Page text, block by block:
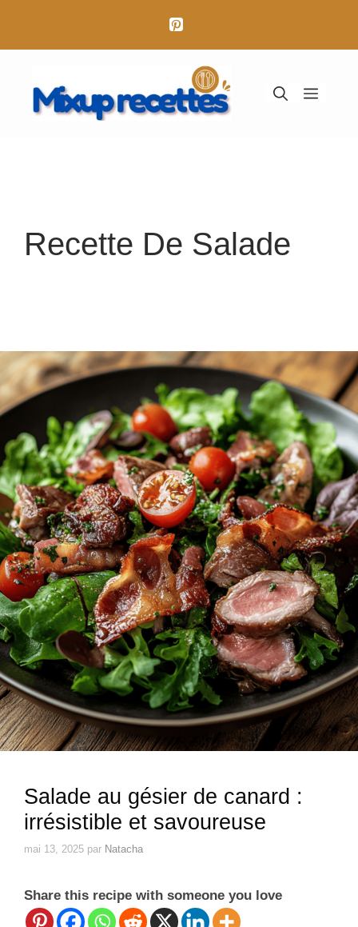
contenu
Menu
Recette De Salade
Salade au gésier de canard :
irrésistible et savoureuse
mai 13, 2025 par Natacha
Share this recipe with someone you love